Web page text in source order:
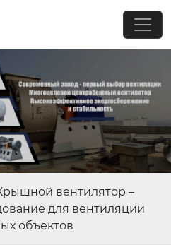
вентилятор –
для вентиляции
объектов